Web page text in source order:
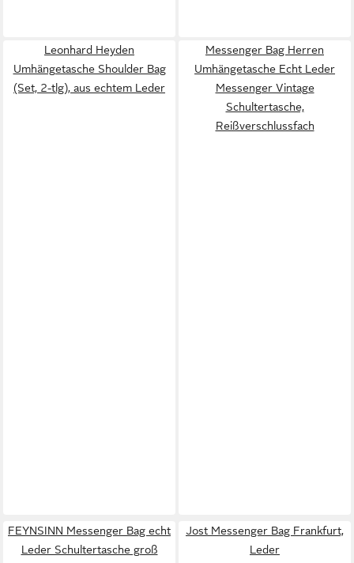
Leonhard Heyden
Umhängetasche Shoulder Bag
(Set, 2-tlg), aus echtem Leder
Messenger Bag Herren
Umhängetasche Echt Leder
Messenger Vintage
Schultertasche,
Reißverschlussfach
FEYNSINN Messenger Bag echt
Leder Schultertasche groß
Jost Messenger Bag Frankfurt,
Leder